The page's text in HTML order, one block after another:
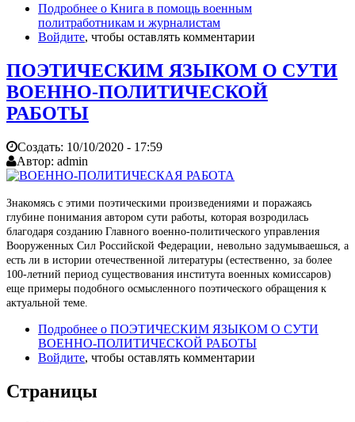
Подробнее о Книга в помощь военным
политработникам и журналистам
Войдите, чтобы оставлять комментарии
ПОЭТИЧЕСКИМ ЯЗЫКОМ О СУТИ
ВОЕННО-ПОЛИТИЧЕСКОЙ
РАБОТЫ
Создать: 10/10/2020 - 17:59
Автор: admin
Знакомясь с этими поэтическими произведениями и поражаясь
глубине понимания автором сути работы, которая возродилась
благодаря созданию Главного военно-политического управления
Вооруженных Сил Российской Федерации, невольно задумываешься, а
есть ли в истории отечественной литературы (естественно, за более
100-летний период существования института военных комиссаров)
еще примеры подобного осмысленного поэтического обращения к
актуальной теме.
Подробнее о ПОЭТИЧЕСКИМ ЯЗЫКОМ О СУТИ
ВОЕННО-ПОЛИТИЧЕСКОЙ РАБОТЫ
Войдите, чтобы оставлять комментарии
Страницы